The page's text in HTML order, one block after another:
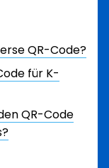
QR-Code?
für K-
QR-Code